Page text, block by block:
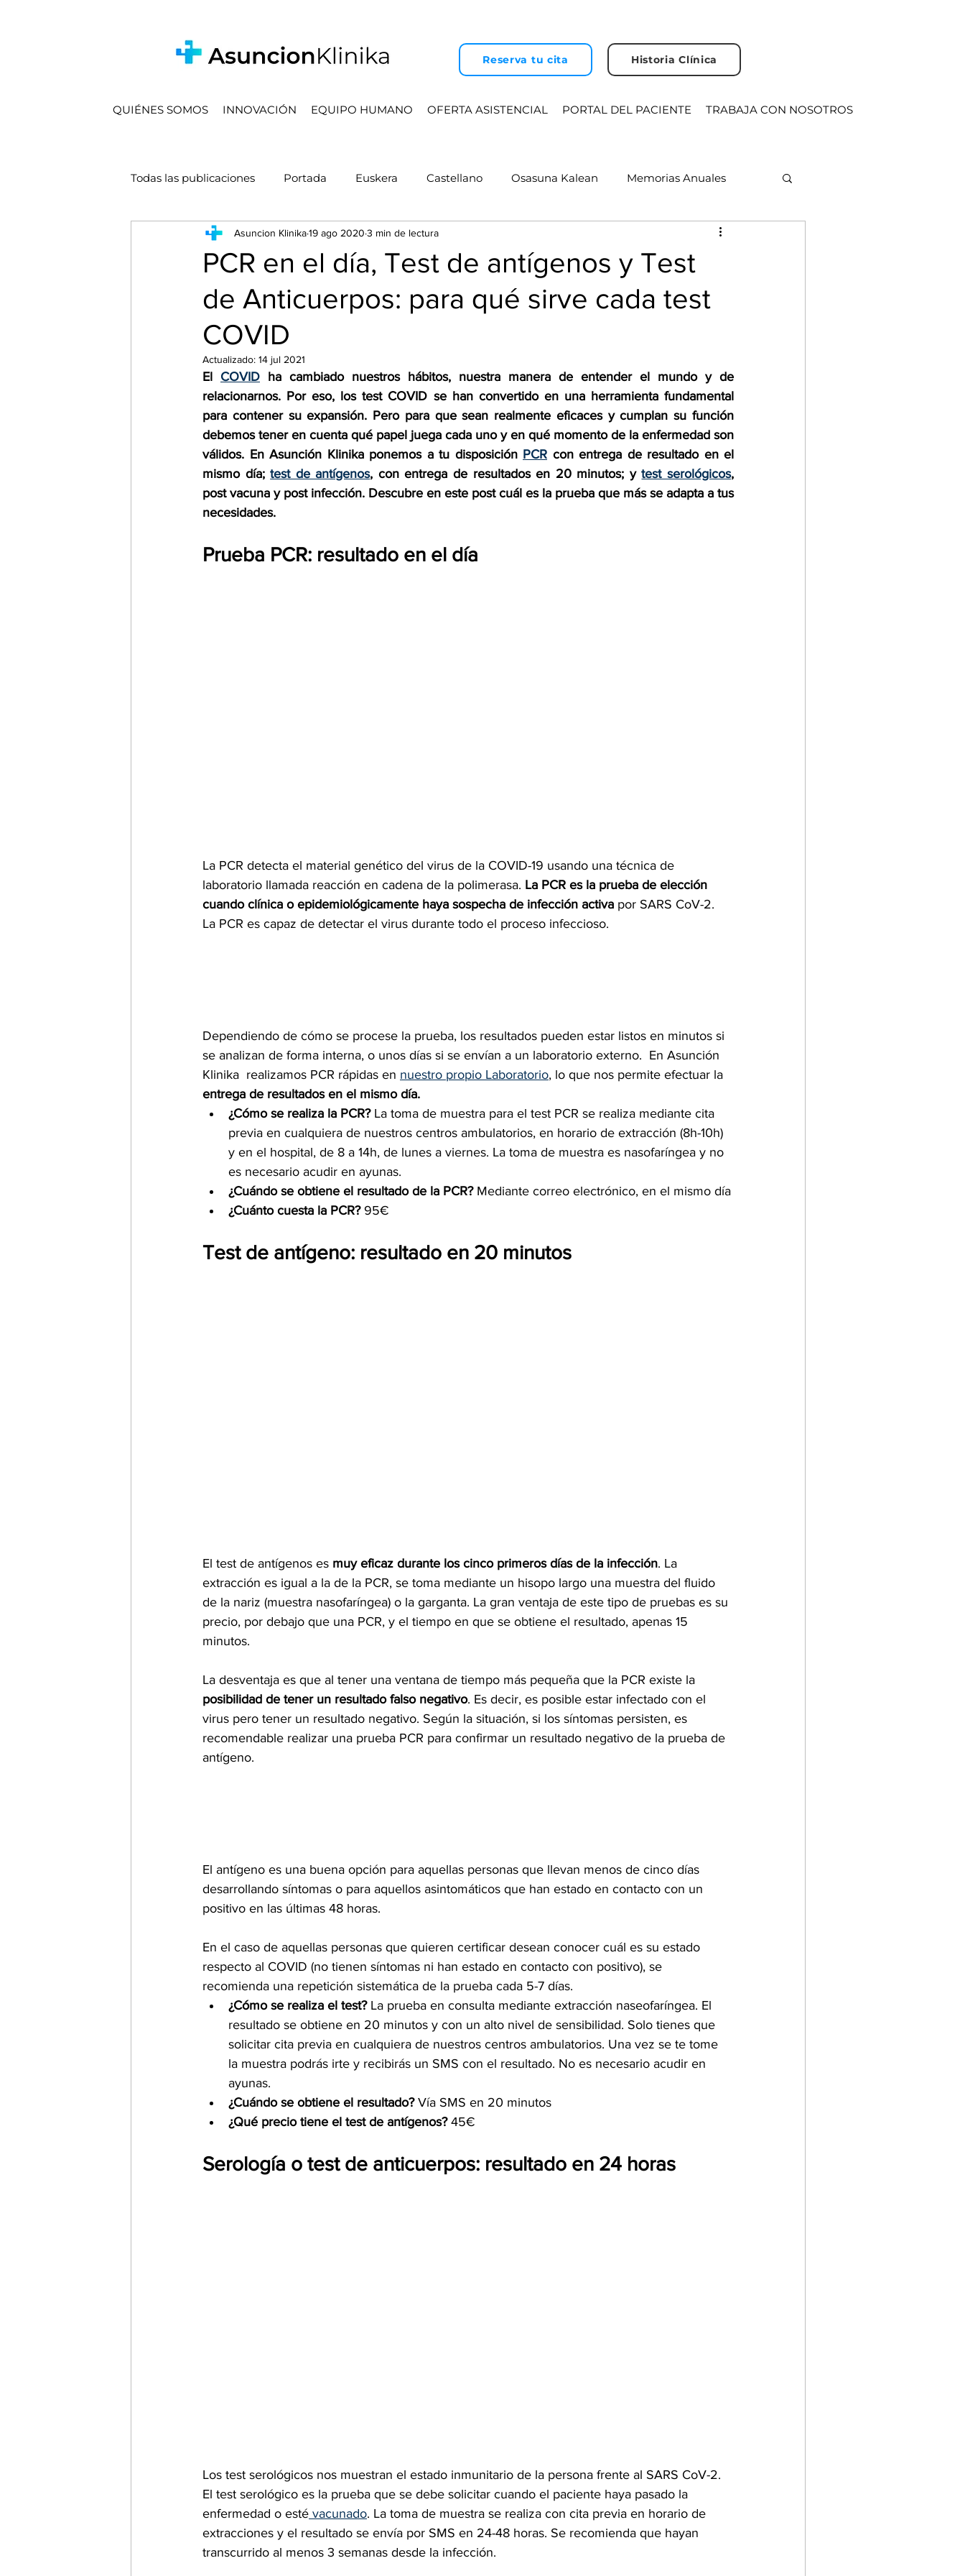
Reserva tu cita Historia Clínica
QUIÉNES SOMOS INNOVACIÓN EQUIPO HUMANO OFERTA ASISTENCIAL PORTAL DEL PACIENTE TRABAJA CON NOSOTROS
Todas las publicaciones Portada Euskera Castellano Osasuna Kalean Memorias Anuales
Igualdad Nuestros Especialistas Gripe
Nutrición con Ariane Entrevista Actualidad Investigación COVID-19
Alergología Cirugía de la Mano Ofertas de Empleo
Reconocimientos Médicos
PCR en el día, Test de antígenos y Test
de Anticuerpos: para qué sirve cada test
COVID
Asuncion Klinika19 ago 2020 3 min de lectura
Actualizado: 14 jul 2021
El COVID ha cambiado nuestros hábitos, nuestra manera de entender el mundo y de
relacionarnos. Por eso, los test COVID se han convertido en una herramienta fundamental
para contener su expansión. Pero para que sean realmente eficaces y cumplan su función
debemos tener en cuenta qué papel juega cada uno y en qué momento de la enfermedad son
válidos. En Asunción Klinika ponemos a tu disposición PCR con entrega de resultado en el
mismo día; test de antígenos, con entrega de resultados en 20 minutos; y test serológicos,
post vacuna y post infección. Descubre en este post cuál es la prueba que más se adapta a tus
necesidades.
Prueba PCR: resultado en el día
La PCR detecta el material genético del virus de la COVID-19 usando una técnica de
laboratorio llamada reacción en cadena de la polimerasa. La PCR es la prueba de elección
cuando clínica o epidemiológicamente haya sospecha de infección activa por SARS CoV-2.
La PCR es capaz de detectar el virus durante todo el proceso infeccioso.
Dependiendo de cómo se procese la prueba, los resultados pueden estar listos en minutos si
se analizan de forma interna, o unos días si se envían a un laboratorio externo.  En Asunción
Klinika  realizamos PCR rápidas en nuestro propio Laboratorio, lo que nos permite efectuar la
entrega de resultados en el mismo día.
¿Cómo se realiza la PCR? La toma de muestra para el test PCR se realiza mediante cita
previa en cualquiera de nuestros centros ambulatorios, en horario de extracción (8h-10h)
y en el hospital, de 8 a 14h, de lunes a viernes. La toma de muestra es nasofaríngea y no
es necesario acudir en ayunas.
​¿Cuándo se obtiene el resultado de la PCR? Mediante correo electrónico, en el mismo día
¿Cuánto cuesta la PCR? 95€
Test de antígeno: resultado en 20 minutos
El test de antígenos es muy eficaz durante los cinco primeros días de la infección. La
extracción es igual a la de la PCR, se toma mediante un hisopo largo una muestra del fluido
de la nariz (muestra nasofaríngea) o la garganta. La gran ventaja de este tipo de pruebas es su
precio, por debajo que una PCR, y el tiempo en que se obtiene el resultado, apenas 15
minutos.
La desventaja es que al tener una ventana de tiempo más pequeña que la PCR existe la
posibilidad de tener un resultado falso negativo. Es decir, es posible estar infectado con el
virus pero tener un resultado negativo. Según la situación, si los síntomas persisten, es
recomendable realizar una prueba PCR para confirmar un resultado negativo de la prueba de
antígeno.
El antígeno es una buena opción para aquellas personas que llevan menos de cinco días
desarrollando síntomas o para aquellos asintomáticos que han estado en contacto con un
positivo en las últimas 48 horas.
En el caso de aquellas personas que quieren certificar desean conocer cuál es su estado
respecto al COVID (no tienen síntomas ni han estado en contacto con positivo), se
recomienda una repetición sistemática de la prueba cada 5-7 días.
¿Cómo se realiza el test? La prueba en consulta mediante extracción naseofaríngea. ​El
resultado se obtiene en 20 minutos y con un alto nivel de sensibilidad. Solo tienes que
solicitar cita previa en cualquiera de nuestros centros ambulatorios. Una vez se te tome
la muestra podrás irte y recibirás un SMS con el resultado. No es necesario acudir en
ayunas.
¿Cuándo se obtiene el resultado? Vía SMS en 20 minutos
¿Qué precio tiene el test de antígenos? 45€​
Serología o test de anticuerpos: resultado en 24 horas
Los test serológicos nos muestran el estado inmunitario de la persona frente al SARS CoV-2.
El test serológico es la prueba que se debe solicitar cuando el paciente haya pasado la
enfermedad o esté vacunado. La toma de muestra se realiza con cita previa en horario de
extracciones y el resultado se envía por SMS en 24-48 horas. Se recomienda que hayan
transcurrido al menos 3 semanas desde la infección.